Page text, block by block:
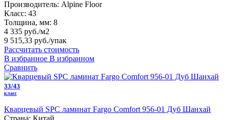
Производитель: Alpine Floor
Класс: 43
Толщина, мм: 8
4 335 руб./м2
9 515,33 руб./упак
Рассчитать стоимость
В избранное В избранном
Сравнить
33/43
класс
Кварцевый SPC ламинат Fargo Comfort 956-01 Дуб Шанхай
Страна: Китай